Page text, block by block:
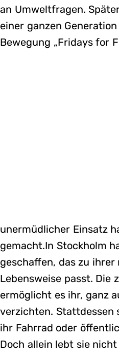
an Umweltfragen.
einer ganzen
Bewegung „Fridays for
unermüdlicher Einsatz
gemacht.In Stockholm
geschaffen, das zu ihrer
Lebensweise passt. Die
ermöglicht es ihr, ganz
verzichten. Stattdessen
ihr Fahrrad oder
Doch allein lebt sie